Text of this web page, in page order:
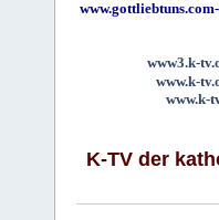
www.gottliebtuns.com-
www3.k-
www.k-
www.k-
K-TV der